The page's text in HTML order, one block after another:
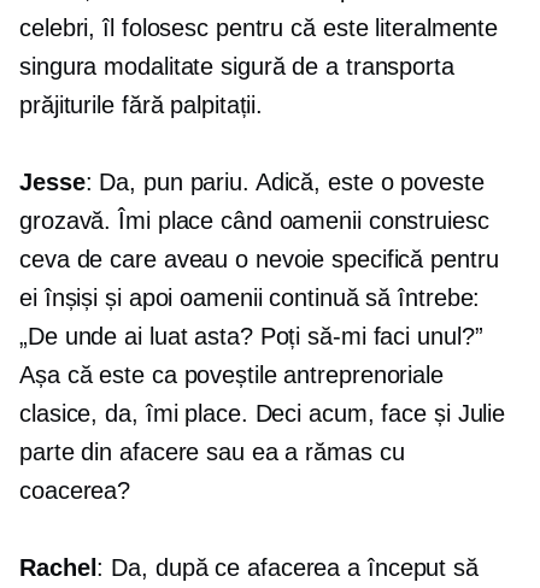
celebri, îl folosesc pentru că este literalmente
singura modalitate sigură de a transporta
prăjiturile fără palpitații.
Jesse: Da, pun pariu. Adică, este o poveste
grozavă. Îmi place când oamenii construiesc
ceva de care aveau o nevoie specifică pentru
ei înșiși și apoi oamenii continuă să întrebe:
„De unde ai luat asta? Poți să-mi faci unul?”
Așa că este ca poveștile antreprenoriale
clasice, da, îmi place. Deci acum, face și Julie
parte din afacere sau ea a rămas cu
coacerea?
Rachel : Da, după ce afacerea a început să